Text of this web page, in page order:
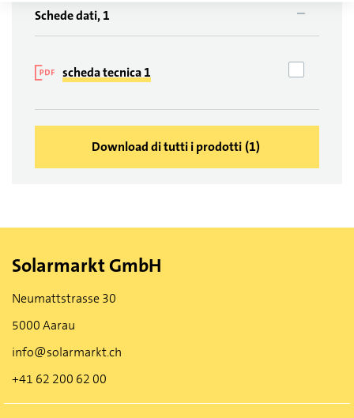
Schede dati, 1
scheda tecnica 1
Download di tutti i prodotti (1)
Solarmarkt GmbH
Neumattstrasse 30
5000 Aarau
info@solarmarkt.ch
+41 62 200 62 00